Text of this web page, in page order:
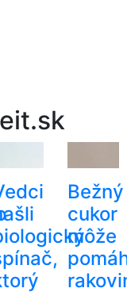
Bežný
cukor
môže